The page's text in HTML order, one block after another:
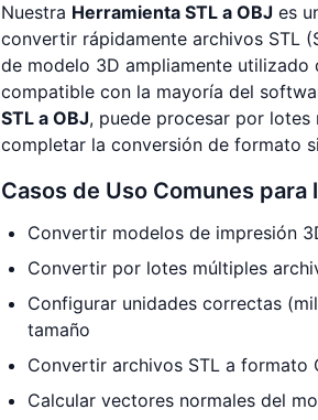
Nuestra Herramienta STL a OBJ es
convertir rápidamente archivos STL
de modelo 3D ampliamente
compatible con la mayoría del
STL a OBJ, puede procesar por
completar la conversión de formato
Casos de Uso Comunes para
Convertir modelos de impresión
Convertir por lotes múltiples
Configurar unidades correctas
tamaño
Convertir archivos STL a formato
Calcular vectores normales del